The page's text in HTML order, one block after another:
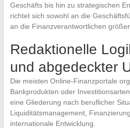
Geschäfts bis hin zu strategischen
richtet sich sowohl an die
an die Finanzverantwortlichen
Redaktionelle
und abgedeckter
Die meisten Online-Finanzportale
Bankprodukten oder
eine Gliederung nach beruflicher
Liquiditätsmanagement,
internationale Entwicklung.